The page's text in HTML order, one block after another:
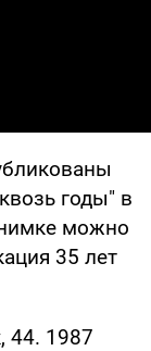
годы" в
можно
35 лет
44. 1987